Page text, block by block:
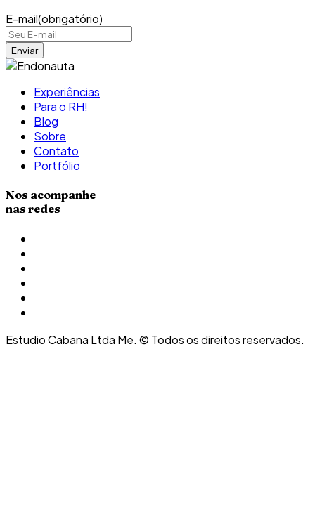
E-mail(obrigatório)
Experiências
Para o RH!
Blog
Sobre
Contato
Portfólio
Nos acompanhe
nas redes
Estudio Cabana Ltda Me. © Todos os direitos reservados.